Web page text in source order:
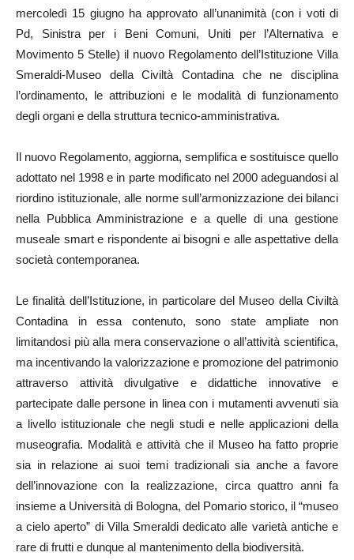
mercoledì 15 giugno ha approvato all’unanimità (con i voti di
Pd, Sinistra per i Beni Comuni, Uniti per l’Alternativa e
Movimento 5 Stelle) il nuovo Regolamento dell’Istituzione Villa
Smeraldi-Museo della Civiltà Contadina che ne disciplina
l’ordinamento, le attribuzioni e le modalità di funzionamento
degli organi e della struttura tecnico-amministrativa.
Il nuovo Regolamento, aggiorna, semplifica e sostituisce quello
adottato nel 1998 e in parte modificato nel 2000 adeguandosi al
riordino istituzionale, alle norme sull’armonizzazione dei bilanci
nella Pubblica Amministrazione e a quelle di una gestione
museale smart e rispondente ai bisogni e alle aspettative della
società contemporanea.
Le finalità dell’Istituzione, in particolare del Museo della Civiltà
Contadina in essa contenuto, sono state ampliate non
limitandosi più alla mera conservazione o all’attività scientifica,
ma incentivando la valorizzazione e promozione del patrimonio
attraverso attività divulgative e didattiche innovative e
partecipate dalle persone in linea con i mutamenti avvenuti sia
a livello istituzionale che negli studi e nelle applicazioni della
museografia. Modalità e attività che il Museo ha fatto proprie
sia in relazione ai suoi temi tradizionali sia anche a favore
dell’innovazione con la realizzazione, circa quattro anni fa
insieme a Università di Bologna, del Pomario storico, il “museo
a cielo aperto” di Villa Smeraldi dedicato alle varietà antiche e
rare di frutti e dunque al mantenimento della biodiversità.